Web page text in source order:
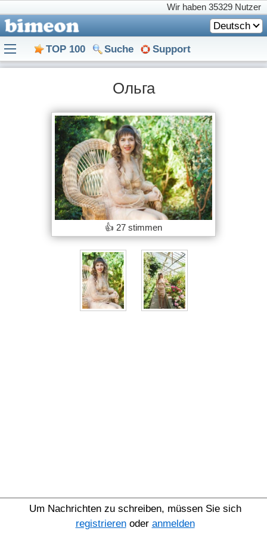
Wir haben 35329 Nutzer
Deutsch
TOP 100 Suche Support
Ольга
👍 27 stimmen
Um Nachrichten zu schreiben, müssen Sie sich
registrierenoder anmelden